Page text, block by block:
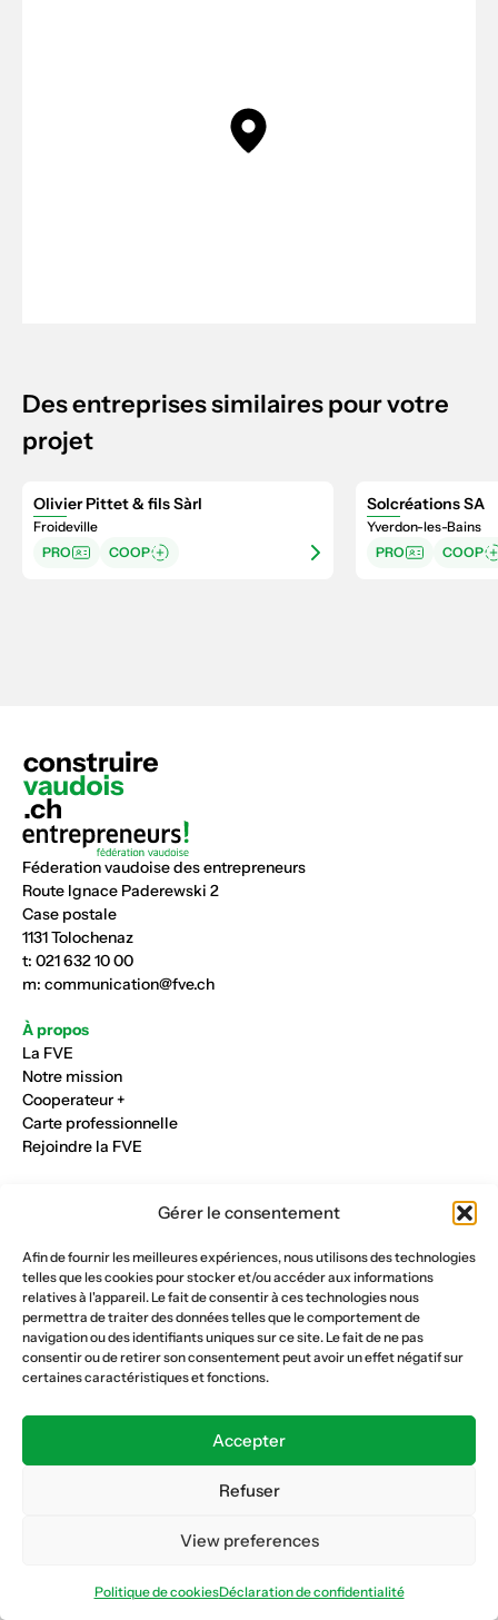
Gérer le consentement
Afin de fournir les meilleures expériences, nous utilisons des technologies
telles que les cookies pour stocker et/ou accéder aux informations
relatives à l'appareil. Le fait de consentir à ces technologies nous
permettra de traiter des données telles que le comportement de
navigation ou des identifiants uniques sur ce site. Le fait de ne pas
consentir ou de retirer son consentement peut avoir un effet négatif sur
certaines caractéristiques et fonctions.
Accepter
Refuser
View preferences
Politique de cookiesDéclaration de confidentialité
Des entreprises similaires pour votre
projet
Olivier Pittet & fils Sàrl
Froideville
PRO
COOP
Solcréations SA
Yverdon-les-Bains
PRO
COOP
Féderation vaudoise des entrepreneurs
Route Ignace Paderewski 2
Case postale
1131 Tolochenaz
t: 021 632 10 00
m: communication@fve.ch
À propos
La FVE
Notre mission
Cooperateur +
Carte professionnelle
Rejoindre la FVE
Maçonnerie et génie civil
Parqueterie et sols
Menuiserie et bois
Plâtrerie et peinture
Nous suivre
Formation continue
Caisse AVS 66.1
© Copyright 2026 FVE
Website :